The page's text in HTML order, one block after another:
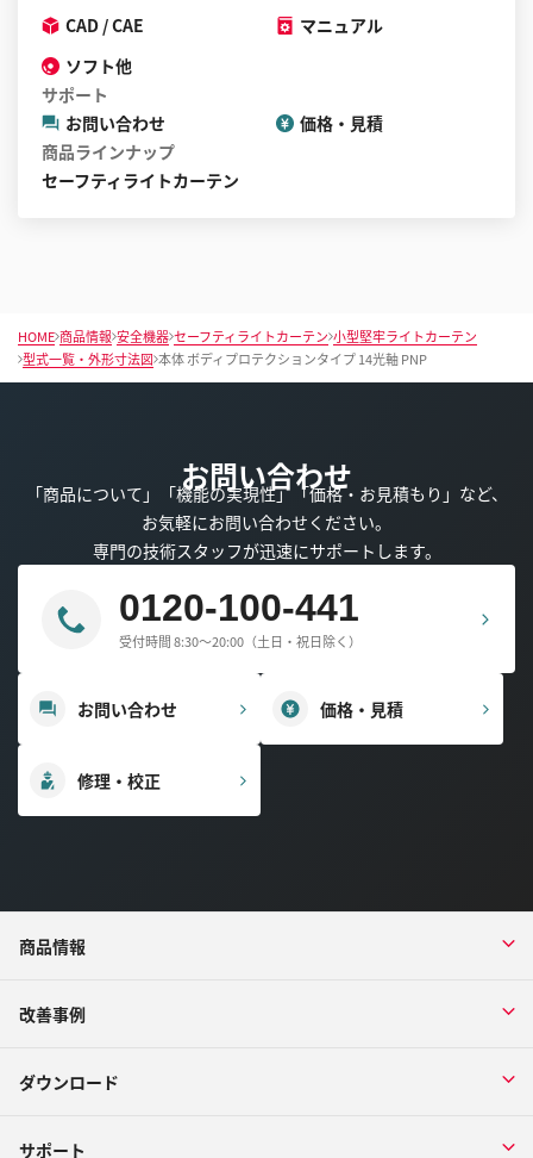
CAD / CAE
マニュアル
ソフト他
サポート
お問い合わせ
価格・見積
商品ラインナップ
セーフティライトカーテン
HOME 商品情報 安全機器 セーフティライトカーテン 小型堅牢ライトカーテン
型式一覧・外形寸法図 本体 ボディプロテクションタイプ 14光軸 PNP
お問い合わせ
「商品について」「機能の実現性」「価格・お見積もり」など、
お気軽にお問い合わせください。
専門の技術スタッフが迅速にサポートします。
0120-100-441
受付時間 8:30～20:00（土日・祝日除く）
お問い合わせ 価格・見積
修理・校正
商品情報
改善事例
ダウンロード
サポート